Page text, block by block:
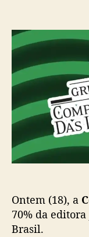
r
d
p
o
t
Ontem (18), a
70% da editora
Brasil.